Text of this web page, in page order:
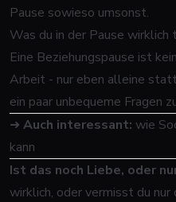
Pause sowieso umsonst.
Was du in der Pause
Eine Beziehungspause ist
Arbeit - nur eben alleine
ein paar unbequeme Fragen
➜ Auch interessant: wie
kann
Ist das noch Liebe, oder
wirklich, oder vermisst du nur